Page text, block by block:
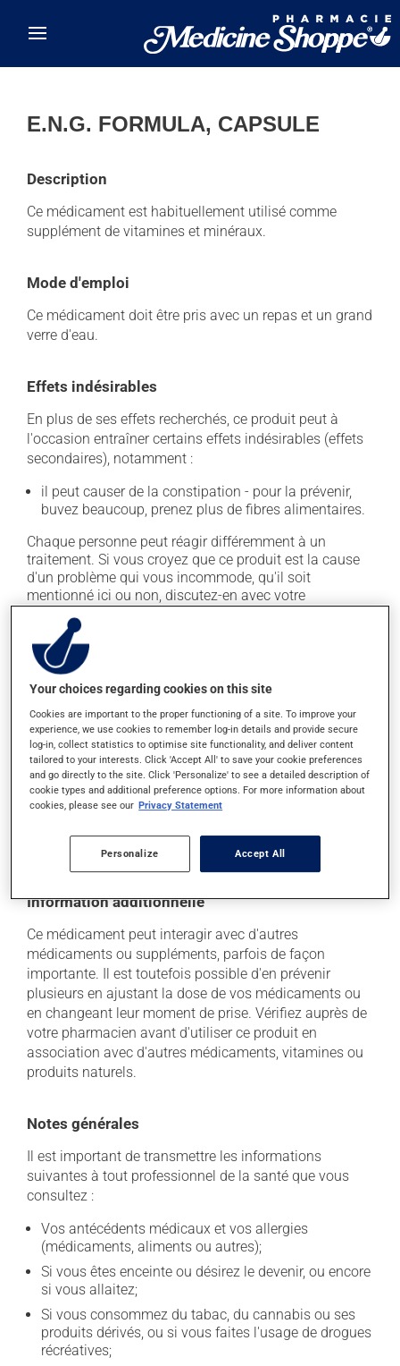
E.N.G. FORMULA, CAPSULE
Description
Ce médicament est habituellement utilisé comme
supplément de vitamines et minéraux.
Mode d'emploi
Ce médicament doit être pris avec un repas et un grand
verre d'eau.
Effets indésirables
En plus de ses effets recherchés, ce produit peut à
l'occasion entraîner certains effets indésirables (effets
secondaires), notamment :
il peut causer de la constipation - pour la prévenir,
buvez beaucoup, prenez plus de fibres alimentaires.
Chaque personne peut réagir différemment à un
traitement. Si vous croyez que ce produit est la cause
d'un problème qui vous incommode, qu'il soit
mentionné ici ou non, discutez-en avec votre
professionnel(le) de la santé. Il ou elle peut vous aider
à déterminer si votre traitement en est effectivement la
cause et, au besoin, vous aider à bien gérer la situation.
Conservation
Comme la plupart des médicaments, vous devriez
garder ce produit à la température ambiante.
Conservez-le dans un endroit sécuritaire où il ne sera
pas exposé à la chaleur, à l'humidité ou à la lumière du
soleil. Faites détruire de façon sécuritaire toute
péremption.
Information additionnelle
Ce médicament peut interagir avec d'autres
médicaments ou suppléments, parfois de façon
importante. Il est toutefois possible d'en prévenir
plusieurs en ajustant la dose de vos médicaments ou
en changeant leur moment de prise. Vérifiez auprès de
votre pharmacien avant d'utiliser ce produit en
association avec d'autres médicaments, vitamines ou
produits naturels.
Notes générales
Il est important de transmettre les informations
suivantes à tout professionnel de la santé que vous
consultez :
Vos antécédents médicaux et vos allergies
(médicaments, aliments ou autres);
Si vous êtes enceinte ou désirez le devenir, ou encore
si vous allaitez;
Si vous consommez du tabac, du cannabis ou ses
produits dérivés, ou si vous faites l'usage de drogues
récréatives;
Your choices regarding cookies on this site
Cookies are important to the proper functioning of a site. To improve your
experience, we use cookies to remember log-in details and provide secure
log-in, collect statistics to optimise site functionality, and deliver content
tailored to your interests. Click 'Accept All' to save your cookie preferences
and go directly to the site. Click 'Personalize' to see a detailed description of
cookie types and additional preference options. For more information about
cookies, please see our Privacy Statement
Personalize Accept All